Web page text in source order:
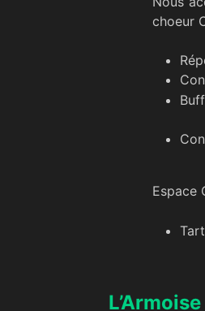
choeur
Espace
L’Armoise